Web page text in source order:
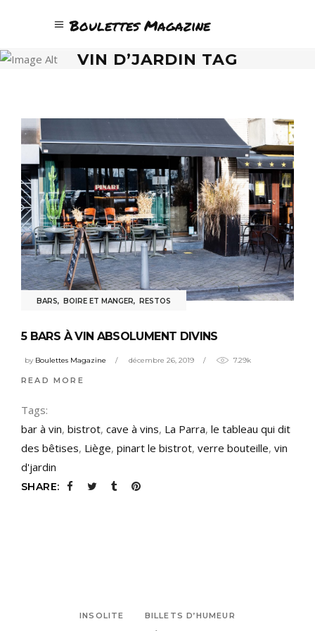
Boulettes Magazine
VIN D’JARDIN TAG
BARS, BOIRE ET MANGER, RESTOS
5 BARS À VIN ABSOLUMENT DIVINS
by Boulettes Magazine décembre 26, 2019 7.29k
READ MORE
Tags:
bar à vin, bistrot, cave à vins, La Parra, le tableau qui dit
des bêtises, Liège, pinart le bistrot, verre bouteille, vin
d'jardin
SHARE:
INSOLITE
BILLETS D’HUMEUR